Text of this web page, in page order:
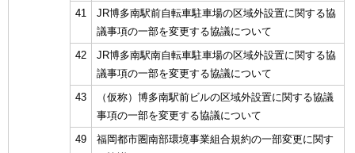
41
JR博多南駅前自転車駐車場の区域外設置に関する協
議事項の一部を変更する協議について
42
JR博多南駅南自転車駐車場の区域外設置に関する協
議事項の一部を変更する協議について
43
（仮称）博多南駅前ビルの区域外設置に関する協議
事項の一部を変更する協議について
49
福岡都市圏南部環境事業組合規約の一部変更に関す